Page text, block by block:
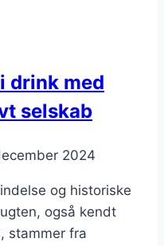
drink med
selskab
2024
og historiske
også kendt
stammer fra